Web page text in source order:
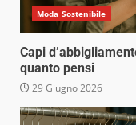
Moda Sostenibile
Capi
quanto pensi
29 Giugno 2026